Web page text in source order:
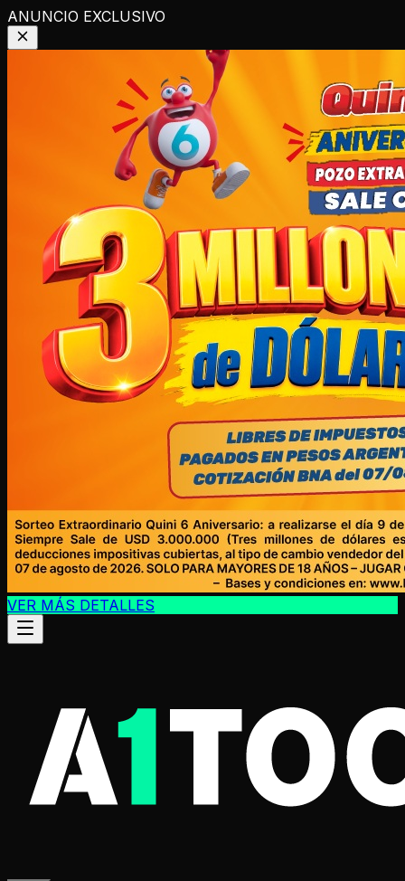
ANUNCIO EXCLUSIVO
VER MÁS DETALLES